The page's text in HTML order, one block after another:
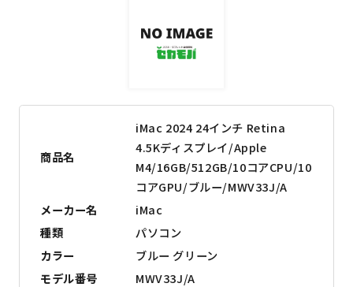
商品名
iMac 2024 24インチ Retina
4.5Kディスプレイ/Apple
M4/16GB/512GB/10コアCPU/10
コアGPU/ブルー/MWV33J/A
メーカー名
iMac
種類
パソコン
カラー
ブルー グリーン
モデル番号
MWV33J/A